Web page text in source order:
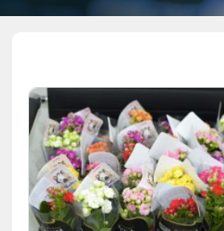
Informações e Serviços
Biblioteca
Imprensa